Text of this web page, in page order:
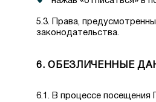
5.3. Права,
законодательства.
6. ОБЕЗЛИЧЕННЫЕ
6.1. В процессе посещения